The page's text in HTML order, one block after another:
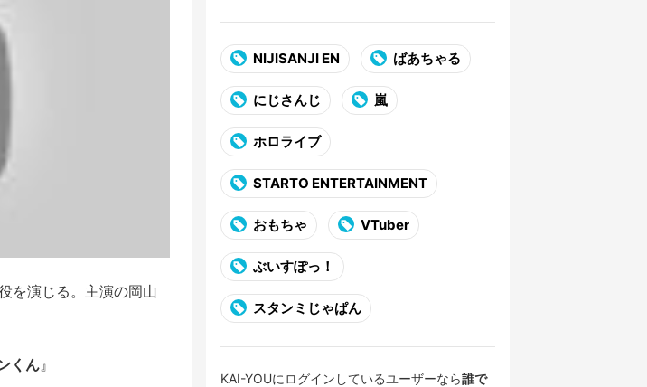
を演じる。主演の岡山
くん 』
NIJISANJI EN ばあちゃる
にじさんじ 嵐
ホロライブ
STARTO ENTERTAINMENT
おもちゃ VTuber
ぶいすぽっ！
スタンミじゃぱん
KAI-YOUにログインしているユーザーなら誰で